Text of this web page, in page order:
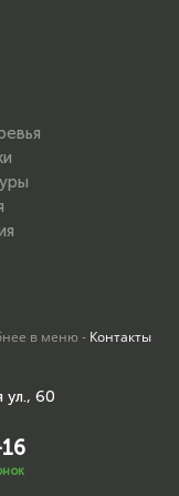
в меню - Контакты
ул., 60